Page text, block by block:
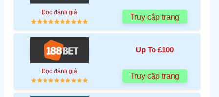
Đọc đánh giá
Truy cập trang
Up To £100
Đọc đánh giá
Truy cập trang